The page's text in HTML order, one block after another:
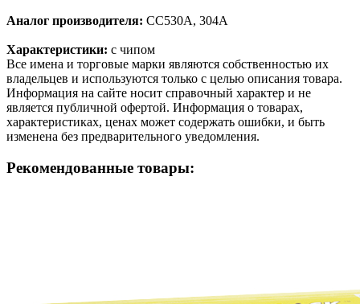
Аналог производителя: CC530A, 304A
Характеристики: с чипом
Все имена и торговые марки являются собственностью их
владельцев и используются только с целью описания товара.
Информация на сайте носит справочный характер и не
является публичной офертой. Информация о товарах,
характеристиках, ценах может содержать ошибки, и быть
изменена без предварительного уведомления.
Рекомендованные товары: